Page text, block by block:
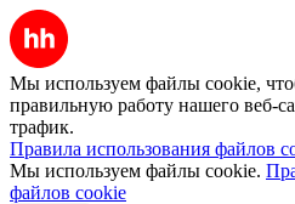
Мы используем файлы cookie,
правильную работу нашего веб-
трафик.
Правила использования файлов
Мы используем файлы cookie.
файлов cookie